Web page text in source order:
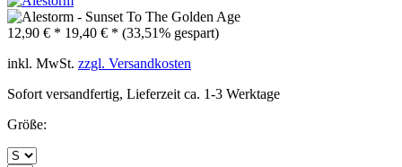
12,90 € * 19,40 € * (33,51% gespart)
inkl. MwSt. zzgl. Versandkosten
Sofort versandfertig, Lieferzeit ca. 1-3 Werktage
Größe: